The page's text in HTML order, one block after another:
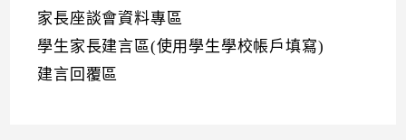
家長座談會資料專區
學生家長建言區(使用學生學校帳戶填寫)
建言回覆區